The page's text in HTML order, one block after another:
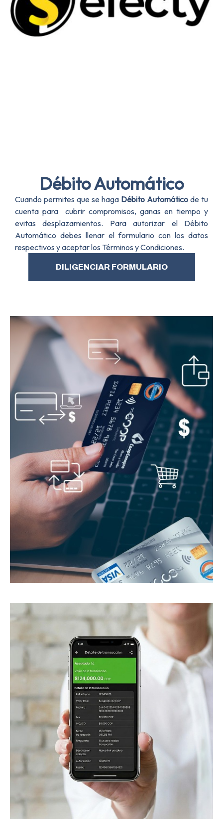
Débito Automático
Cuando permites que se haga Débito Automático de tu
cuenta para cubrir compromisos, ganas en tiempo y
evitas desplazamientos. Para autorizar el Débito
Automático debes llenar el formulario con los datos
respectivos y aceptar los Términos y Condiciones.
DILIGENCIAR FORMULARIO